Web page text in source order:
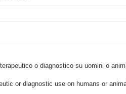
o diagnostico su uomini o
or diagnostic use on humans or